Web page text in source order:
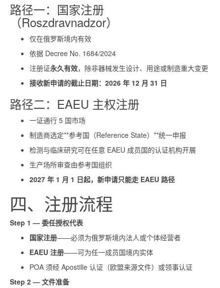
路径一：国家注册
（Roszdravnadzor）
仅在俄罗斯境内有效
依据 Decree No. 1684/2024
注册证永久有效，除非器械发生设计、用途或制造重大变更
接收新申请的截止日期：2026 年 12 月 31 日
路径二：EAEU 主权注册
一证通行 5 国市场
制造商选定**参考国（Reference State）**统一申报
检测与临床研究可在任意 EAEU 成员国的认证机构开展
生产场所审查由参考国组织
2027 年 1 月 1 日起，新申请只能走 EAEU 路径
四、注册流程
Step 1 — 委任授权代表
国家注册——必须为俄罗斯境内法人或个体经营者
EAEU 注册——可为任一成员国境内实体
POA 须经 Apostille 认证（欧盟来源文件）或领事认证
Step 2 — 文件准备